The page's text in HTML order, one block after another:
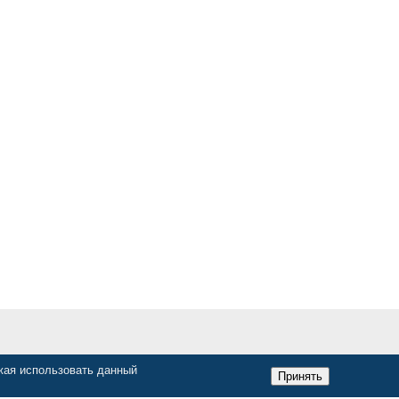
Комплексная автоматизация
использовать данный
Принять